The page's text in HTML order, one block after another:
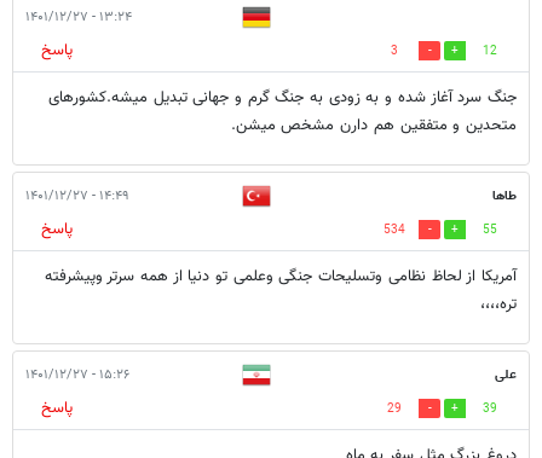
۱۳:۲۴ - ۱۴۰۱/۱۲/۲۷
12
3
پاسخ
جنگ سرد آغاز شده و به زودی به جنگ گرم و جهانی تبدیل میشه.کشورهای
متحدین و متفقین هم دارن مشخص میشن.
طاها ۱۴:۴۹ - ۱۴۰۱/۱۲/۲۷
55
534
پاسخ
آمریکا از لحاظ نظامی وتسلیحات جنگی وعلمی تو دنیا از همه سرتر وپیشرفته
تره،،،،
علی ۱۵:۲۶ - ۱۴۰۱/۱۲/۲۷
39
29
پاسخ